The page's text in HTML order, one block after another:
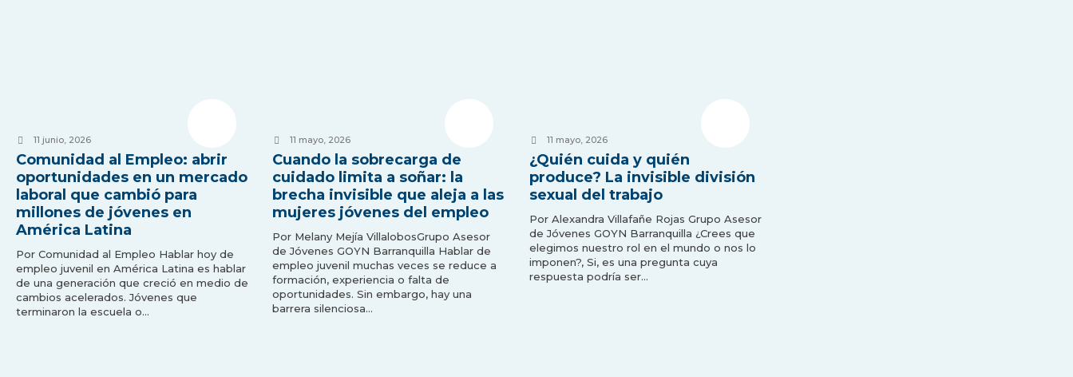
11 junio, 2026
Comunidad al Empleo: abrir
oportunidades en un mercado
laboral que cambió para
millones de jóvenes en
América Latina
Por Comunidad al Empleo Hablar hoy de
empleo juvenil en América Latina es hablar
de una generación que creció en medio de
cambios acelerados. Jóvenes que
terminaron la escuela o…
11 mayo, 2026
Cuando la sobrecarga de
cuidado limita a soñar: la
brecha invisible que aleja a las
mujeres jóvenes del empleo
Por Melany Mejía VillalobosGrupo Asesor
de Jóvenes GOYN Barranquilla Hablar de
empleo juvenil muchas veces se reduce a
formación, experiencia o falta de
oportunidades. Sin embargo, hay una
barrera silenciosa…
11 mayo, 2026
¿Quién cuida y quién
produce? La invisible división
sexual del trabajo
Por Alexandra Villafañe Rojas Grupo Asesor
de Jóvenes GOYN Barranquilla ¿Crees que
elegimos nuestro rol en el mundo o nos lo
imponen?, Si, es una pregunta cuya
respuesta podría ser…